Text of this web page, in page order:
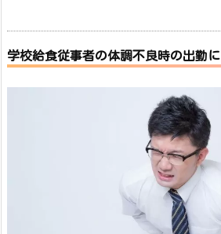
学校給食従事者の体調不良時の出勤